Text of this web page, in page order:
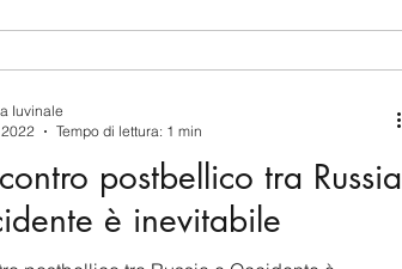
postbellico tra Russia
è inevitabile
Iuvinale
Tempo di lettura: 1 min